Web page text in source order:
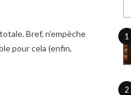
Bref, n’empèche
pour cela (enfin,
1
2